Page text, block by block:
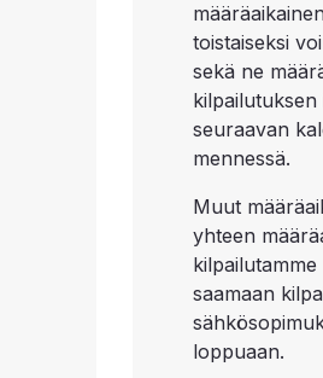
toistaiseksi
sekä ne
kilpailutuksen
seuraavan
mennessä.
Muut
yhteen
saamaan
loppuaan.